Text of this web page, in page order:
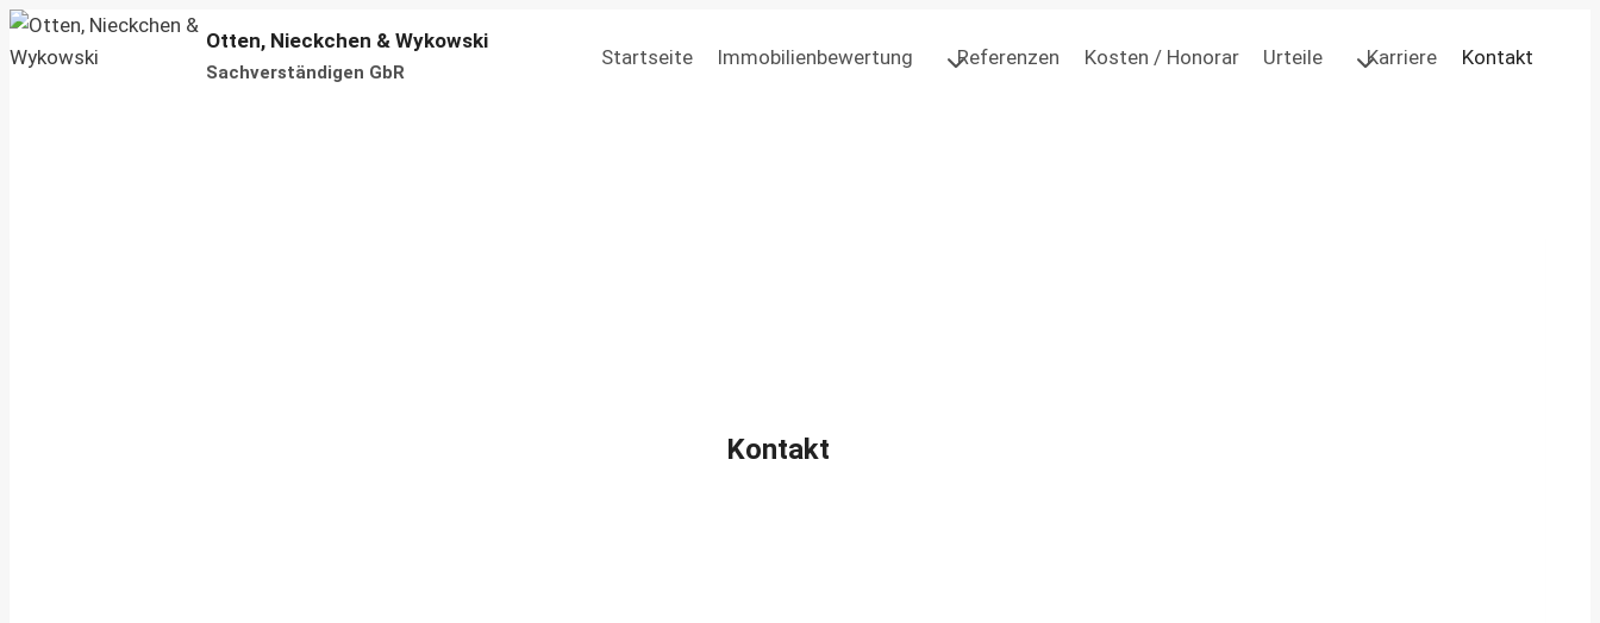
Zum
Inhalt
Otten, Nieckchen & Wykowski
Sachverständigen GbR
Startseite Immobilienbewertung Referenzen Kosten / Honorar Urteile Karriere Kontakt
Kontakt